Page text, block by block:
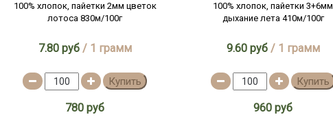
100% хлопок, пайетки 2мм цветок
лотоса 830м/100г
7.80 руб/ 1 грамм
Купить
780 руб
100% хлопок, пайетки 3+6мм
дыхание лета 410м/100г
9.60 руб/ 1 грамм
Купить
960 руб